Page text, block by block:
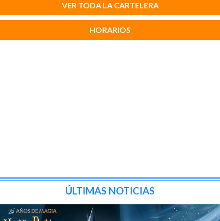
VER TODA LA CARTELERA
HORARIOS
ÚLTIMAS NOTICIAS